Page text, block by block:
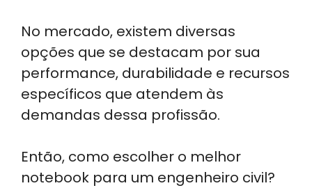
No mercado, existem diversas
opções que se destacam por sua
performance, durabilidade e recursos
específicos que atendem às
demandas dessa profissão.
Então, como escolher o melhor
notebook para um engenheiro civil?